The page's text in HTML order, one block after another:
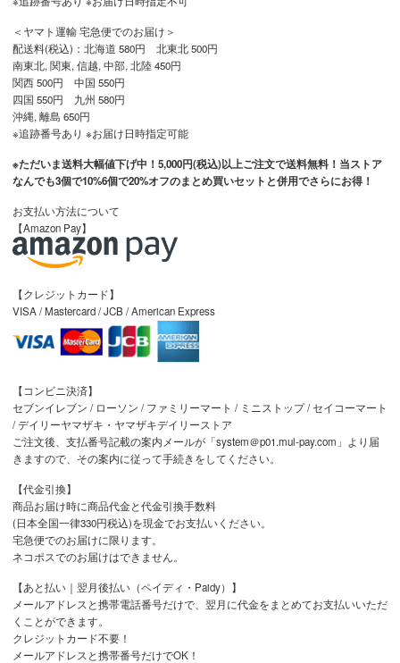
＜ヤマト運輸 宅急便でのお届け＞
配送料(税込)：北海道 580円 北東北 500円
南東北, 関東, 信越, 中部, 北陸 450円
関西 500円 中国 550円
四国 550円 九州 580円
沖縄, 離島 650円
※追跡番号あり ※お届け日時指定可能
※ただいま送料大幅値下げ中！5,000円(税込)以上ご注文で送料無料！当ストア
なんでも3個で10%6個で20%オフのまとめ買いセットと併用でさらにお得！
お支払い方法について
【Amazon Pay】
【クレジットカード】
VISA / Mastercard / JCB / American Express
【コンビニ決済】
セブンイレブン / ローソン / ファミリーマート / ミニストップ / セイコーマート
/ デイリーヤマザキ・ヤマザキデイリーストア
ご注文後、支払番号記載の案内メールが「system＠p01.mul-pay.com」より届
きますので、その案内に従って手続きをしてください。
【代金引換】
商品お届け時に商品代金と代金引換手数料
(日本全国一律330円税込)を現金でお支払いください。
宅急便でのお届けに限ります。
ネコポスでのお届けはできません。
【あと払い｜翌月後払い（ペイディ・Paidy）】
メールアドレスと携帯電話番号だけで、翌月に代金をまとめてお支払いいただ
くことができます。
クレジットカード不要！
メールアドレスと携帯番号だけでOK！